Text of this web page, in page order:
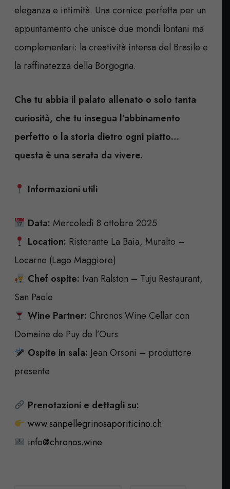
eleganza e intimità. Una cornice perfetta per un
appuntamento che unisce due mondi lontani ma
complementari: la creatività intensa del Brasile e
la raffinatezza della Borgogna.
Che tu abbia il palato allenato o solo tanta
curiosità, che tu insegua l’abbinamento
perfetto o la storia dietro ogni piatto…
questa è una serata da vivere.
Informazioni utili
Data: Mercoledì 8 ottobre 2025
Location: Ristorante La Baia, Muralto –
Locarno (Lago Maggiore)
Chef ospite: Ivan Ralston – Tuju Restaurant,
San Paolo
Wine Partner: Chronos Wine Cellar con
Domaine de Puy de l’Ours
Ospite in sala: Jean Orsoni – produttore
presente
Prenotazioni e dettagli su:
www.sanpellegrinosaporiticino.ch
info@chronos.wine